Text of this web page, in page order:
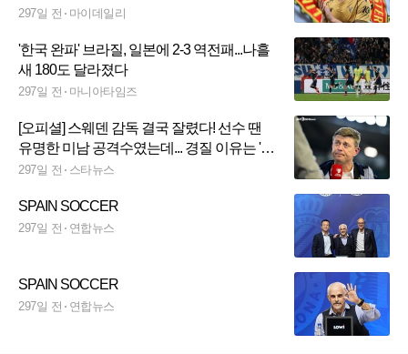
다! 바이아웃 '1430억'이 관건
297일 전 마이데일리
'한국 완파' 브라질, 일본에 2-3 역전패...나흘
새 180도 달라졌다
297일 전 마니아타임즈
[오피셜] 스웨덴 감독 결국 잘렸다! 선수 땐
유명한 미남 공격수였는데... 경질 이유는 '월
드컵 위기'
297일 전 스타뉴스
SPAIN SOCCER
297일 전 연합뉴스
SPAIN SOCCER
297일 전 연합뉴스